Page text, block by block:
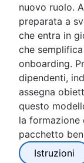
nuovo ruolo.
preparata a
che entra in
che
onboarding.
dipendenti,
assegna
questo
la formazione
pacchetto
Istruzioni